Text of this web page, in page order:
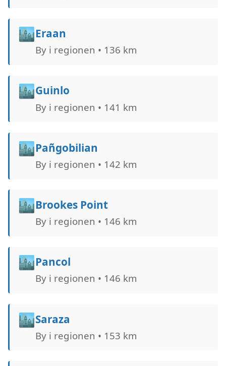
🏙️Eraan
By i regionen • 136 km
🏙️Guinlo
By i regionen • 141 km
🏙️Pañgobilian
By i regionen • 142 km
🏙️Brookes Point
By i regionen • 146 km
🏙️Pancol
By i regionen • 146 km
🏙️Saraza
By i regionen • 153 km